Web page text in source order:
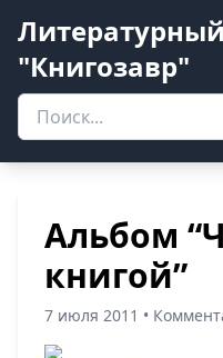
"Книгозавр"
Альбом
книгой”
7 июля 2011 •